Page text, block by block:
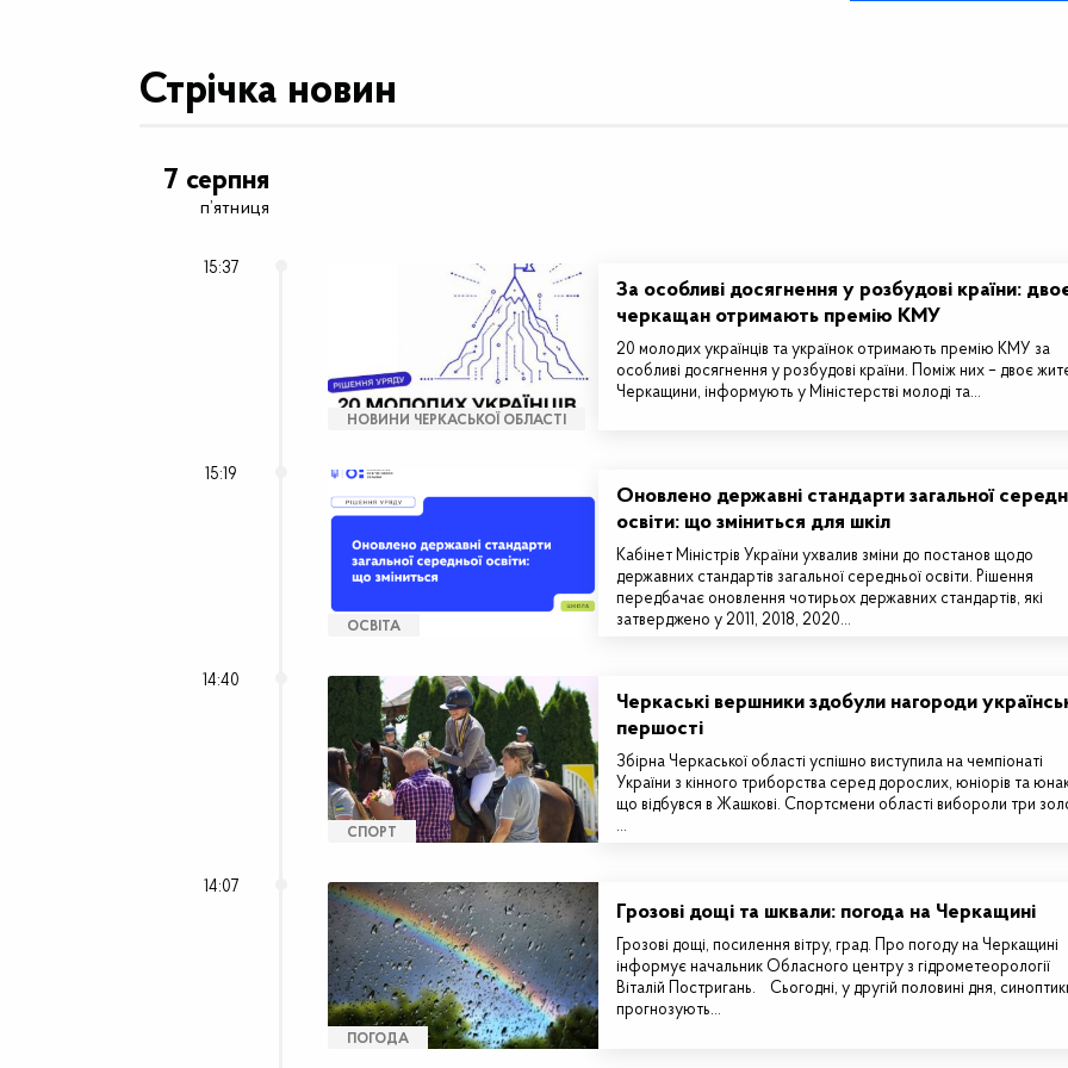
Стрічка новин
7 серпня
п’ятниця
15:37
НОВИНИ ЧЕРКАСЬКОЇ ОБЛАСТІ
За особливі досягнення у розбудові країни:
черкащан отримають премію КМУ
20 молодих українців та українок отримають премію КМУ за
особливі досягнення у розбудові країни. Поміж них – двоє
Черкащини, інформують у Міністерстві молоді та…
15:19
ОСВІТА
Оновлено державні стандарти загальної
освіти: що зміниться для шкіл
Кабінет Міністрів України ухвалив зміни до постанов щодо
державних стандартів загальної середньої освіти. Рішення
передбачає оновлення чотирьох державних стандартів, які
затверджено у 2011, 2018, 2020…
14:40
СПОРТ
Черкаські вершники здобули нагороди
першості
Збірна Черкаської області успішно виступила на чемпіонаті
України з кінного триборства серед дорослих, юніорів та
що відбувся в Жашкові. Спортсмени області вибороли три
…
14:07
ПОГОДА
Грозові дощі та шквали: погода на Черкащині
Грозові дощі, посилення вітру, град. Про погоду на Черкащині
інформує начальник Обласного центру з гідрометеорології
Віталій Постригань. Сьогодні, у другій половині дня,
прогнозують…